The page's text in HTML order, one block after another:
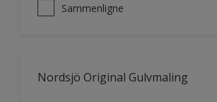
Sammenligne
Nordsjö Original Gulvmaling